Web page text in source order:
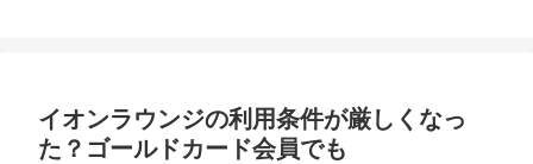
イオンラウンジの利用条件が厳しくなっ
た？ゴールドカード会員でも